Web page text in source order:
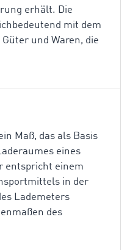
erhält. Die
mit dem
und Waren, die
Maß, das als Basis
eines
entspricht einem
in der
Lademeters
des